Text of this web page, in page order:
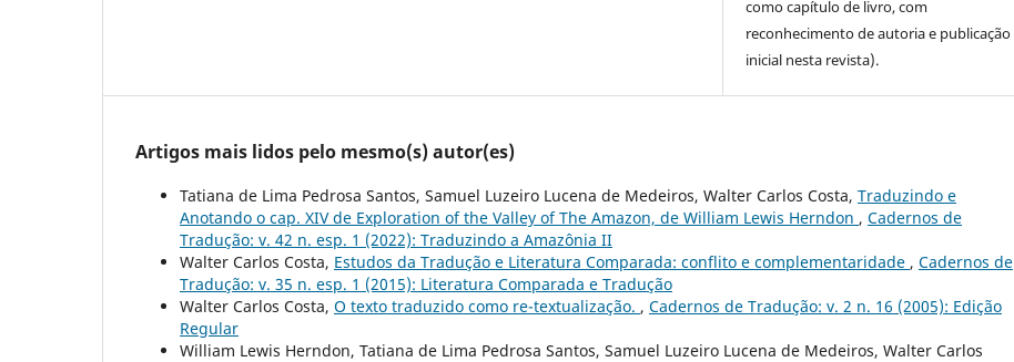
como capítulo de livro, com
reconhecimento de autoria e publicação
inicial nesta revista).
Artigos mais lidos pelo mesmo(s) autor(es)
Tatiana de Lima Pedrosa Santos, Samuel Luzeiro Lucena de Medeiros, Walter Carlos Costa, Traduzindo e
Anotando o cap. XIV de Exploration of the Valley of The Amazon, de William Lewis Herndon , Cadernos de
Tradução: v. 42 n. esp. 1 (2022): Traduzindo a Amazônia II
Walter Carlos Costa, Estudos da Tradução e Literatura Comparada: conflito e complementaridade , Cadernos de
Tradução: v. 35 n. esp. 1 (2015): Literatura Comparada e Tradução
Walter Carlos Costa, O texto traduzido como re-textualização. , Cadernos de Tradução: v. 2 n. 16 (2005): Edição
Regular
William Lewis Herndon, Tatiana de Lima Pedrosa Santos, Samuel Luzeiro Lucena de Medeiros, Walter Carlos